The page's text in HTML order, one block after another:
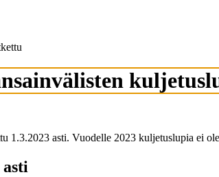
1.3.2023 asti. Vuodelle 2023 kuljetuslupia ei